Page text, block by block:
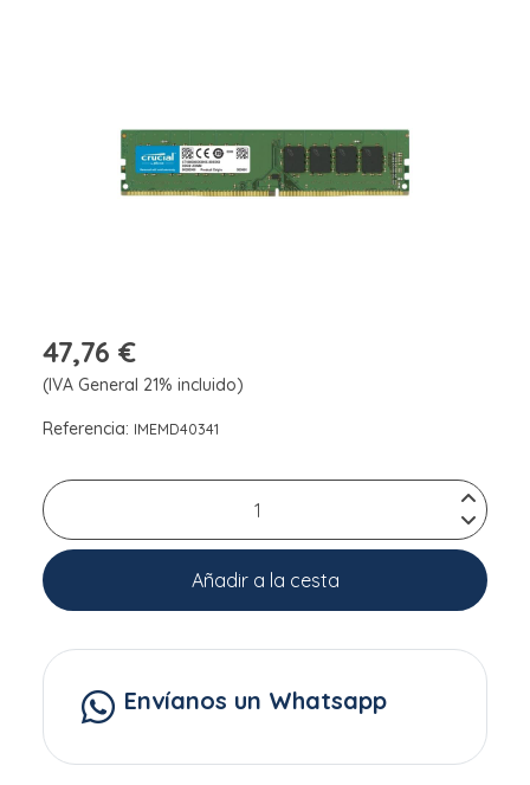
47,76 €
(IVA General 21% incluido)
Referencia: IMEMD40341
Añadir a la cesta
Envíanos un Whatsapp